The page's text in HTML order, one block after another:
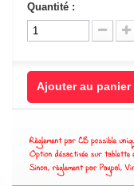
Quantité :
Ajouter au panier